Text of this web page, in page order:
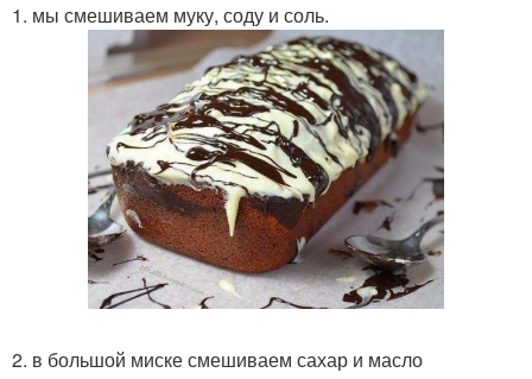
1. мы смешиваем муку, соду и соль.
2. в большой миске смешиваем сахар и масло